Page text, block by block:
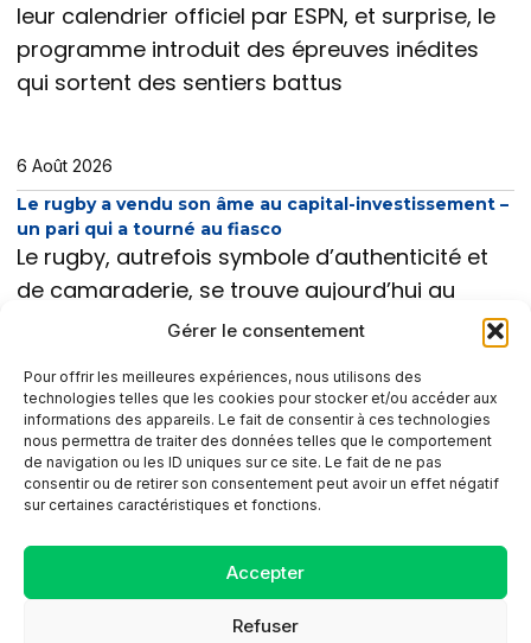
Gérer le consentement
Pour offrir les meilleures expériences, nous utilisons des
technologies telles que les cookies pour stocker et/ou accéder aux
informations des appareils. Le fait de consentir à ces technologies
nous permettra de traiter des données telles que le comportement
de navigation ou les ID uniques sur ce site. Le fait de ne pas
consentir ou de retirer son consentement peut avoir un effet négatif
sur certaines caractéristiques et fonctions.
Accepter
Refuser
leur calendrier officiel par ESPN, et surprise, le
programme introduit des épreuves inédites
qui sortent des sentiers battus
6 Août 2026
Le rugby a vendu son âme au capital-investissement –
un pari qui a tourné au fiasco
Le rugby, autrefois symbole d’authenticité et
de camaraderie, se trouve aujourd’hui au
cœur d’une crise où l’économie du capital-
Ce
CONTACT
SITEMAP
MENTIONS LÉGALES